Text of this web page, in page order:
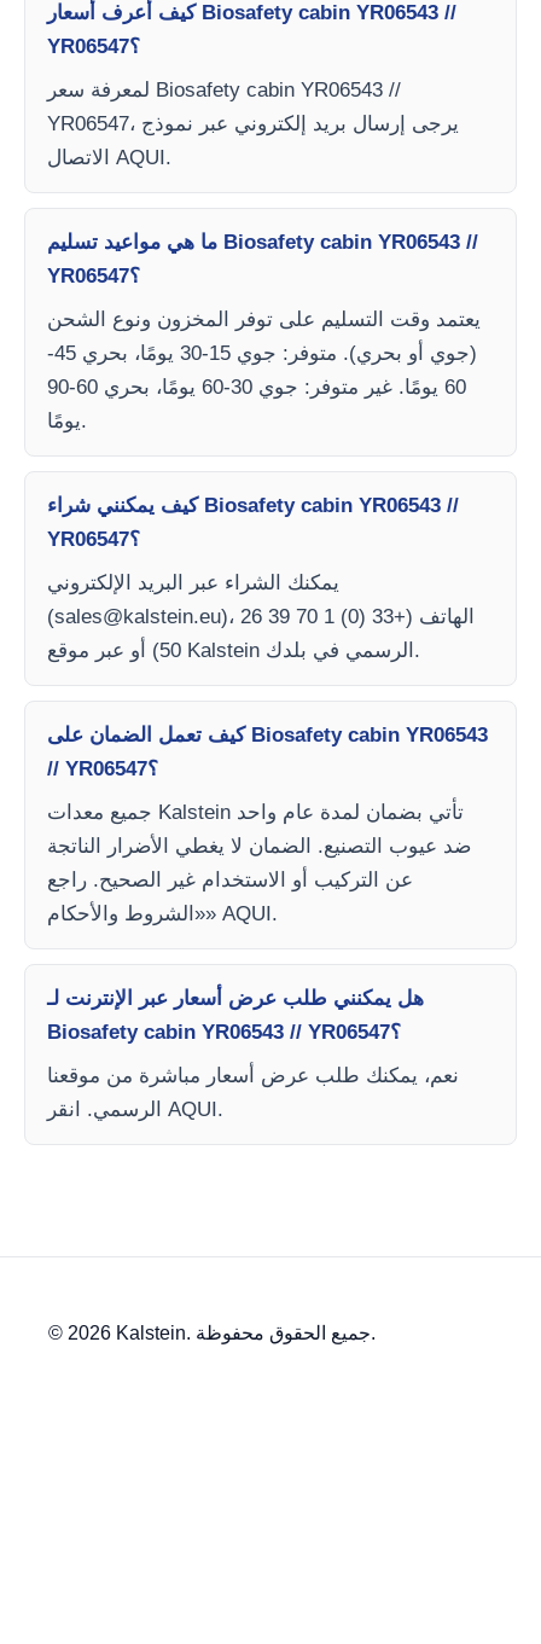
كيف أعرف أسعار Biosafety cabin YR06543 //
YR06547؟
لمعرفة سعر Biosafety cabin YR06543 //
YR06547، يرجى إرسال بريد إلكتروني عبر نموذج
الاتصال AQUI.
ما هي مواعيد تسليم Biosafety cabin YR06543 //
YR06547؟
يعتمد وقت التسليم على توفر المخزون ونوع الشحن
(جوي أو بحري). متوفر: جوي 15-30 يومًا، بحري 45-
60 يومًا. غير متوفر: جوي 30-60 يومًا، بحري 60-90
يومًا.
كيف يمكنني شراء Biosafety cabin YR06543 //
YR06547؟
يمكنك الشراء عبر البريد الإلكتروني
(sales@kalstein.eu)، الهاتف (+33 (0) 1 70 39 26
50) أو عبر موقع Kalstein الرسمي في بلدك.
كيف تعمل الضمان على Biosafety cabin YR06543
// YR06547؟
جميع معدات Kalstein تأتي بضمان لمدة عام واحد
ضد عيوب التصنيع. الضمان لا يغطي الأضرار الناتجة
عن التركيب أو الاستخدام غير الصحيح. راجع
«الشروط والأحكام» AQUI.
هل يمكنني طلب عرض أسعار عبر الإنترنت لـ
Biosafety cabin YR06543 // YR06547؟
نعم، يمكنك طلب عرض أسعار مباشرة من موقعنا
الرسمي. انقر AQUI.
© 2026 Kalstein. جميع الحقوق محفوظة.